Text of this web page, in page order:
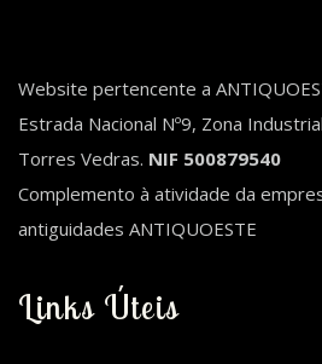
Website pertencente a
Estrada Nacional Nº9, Zona
Torres Vedras. NIF 500879540
Complemento à atividade da
antiguidades ANTIQUOESTE
Links Úteis